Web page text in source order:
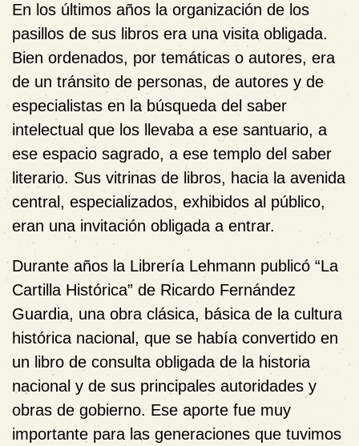
En los últimos años la organización de los
pasillos de sus libros era una visita obligada.
Bien ordenados, por temáticas o autores, era
de un tránsito de personas, de autores y de
especialistas en la búsqueda del saber
intelectual que los llevaba a ese santuario, a
ese espacio sagrado, a ese templo del saber
literario. Sus vitrinas de libros, hacia la avenida
central, especializados, exhibidos al público,
eran una invitación obligada a entrar.
Durante años la Librería Lehmann publicó “La
Cartilla Histórica” de Ricardo Fernández
Guardia, una obra clásica, básica de la cultura
histórica nacional, que se había convertido en
un libro de consulta obligada de la historia
nacional y de sus principales autoridades y
obras de gobierno. Ese aporte fue muy
importante para las generaciones que tuvimos